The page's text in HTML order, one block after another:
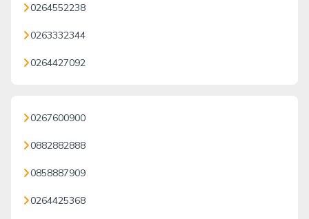
0264552238
0263332344
0264427092
0267600900
0882882888
0858887909
0264425368